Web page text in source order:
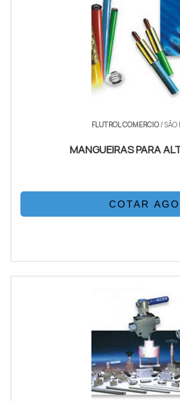
FLUTROL COMERCIO/ SÃO
MANGUEIRAS PARA
COTAR